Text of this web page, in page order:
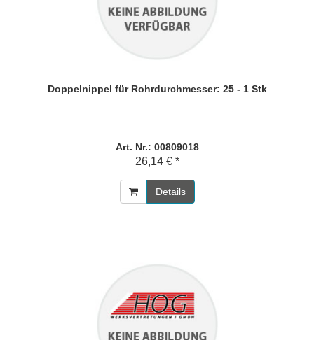
Doppelnippel für Rohrdurchmesser: 25 - 1 Stk
Art. Nr.: 00809018
26,14 € *
Details